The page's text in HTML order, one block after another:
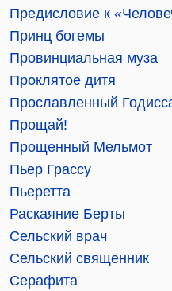
Предисловие к
Принц богемы
Провинциальная муза
Проклятое дитя
Прославленный
Прощай!
Прощенный Мельмот
Пьер Грассу
Пьеретта
Раскаяние Берты
Сельский врач
Сельский священник
Серафита